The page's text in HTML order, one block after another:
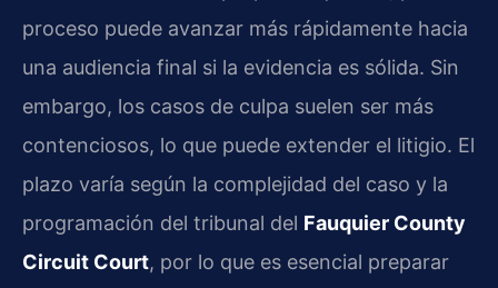
proceso puede avanzar más rápidamente hacia
una audiencia final si la evidencia es sólida. Sin
embargo, los casos de culpa suelen ser más
contenciosos, lo que puede extender el litigio. El
plazo varía según la complejidad del caso y la
programación del tribunal del Fauquier County
Circuit Court, por lo que es esencial preparar